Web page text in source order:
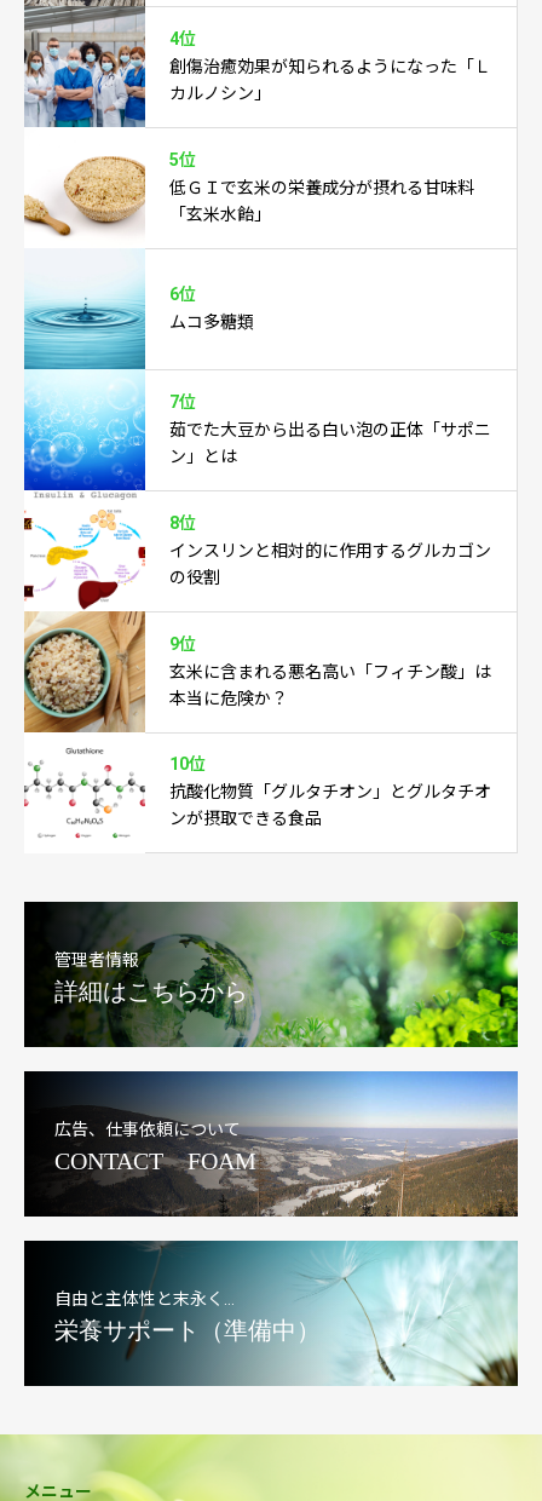
4位
創傷治癒効果が知られるようになった「Ｌ
カルノシン」
5位
低ＧＩで玄米の栄養成分が摂れる甘味料
「玄米水飴」
6位
ムコ多糖類
7位
茹でた大豆から出る白い泡の正体「サポニ
ン」とは
8位
インスリンと相対的に作用するグルカゴン
の役割
9位
玄米に含まれる悪名高い「フィチン酸」は
本当に危険か？
10位
抗酸化物質「グルタチオン」とグルタチオ
ンが摂取できる食品
管理者情報
詳細はこちらから
広告、仕事依頼について
CONTACT FOAM
自由と主体性と末永く…
栄養サポート（準備中）
メニュー